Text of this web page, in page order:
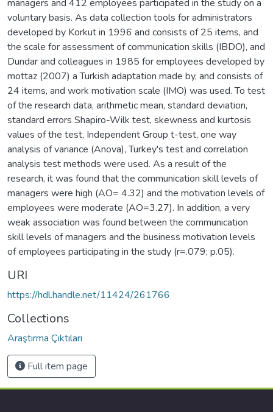
managers and 412 employees participated in the study on a
voluntary basis. As data collection tools for administrators
developed by Korkut in 1996 and consists of 25 items, and
the scale for assessment of communication skills (IBDO), and
Dundar and colleagues in 1985 for employees developed by
mottaz (2007) a Turkish adaptation made by, and consists of
24 items, and work motivation scale (IMO) was used. To test
of the research data, arithmetic mean, standard deviation,
standard errors Shapiro-Wilk test, skewness and kurtosis
values of the test, Independent Group t-test, one way
analysis of variance (Anova), Turkey's test and correlation
analysis test methods were used. As a result of the
research, it was found that the communication skill levels of
managers were high (AO= 4.32) and the motivation levels of
employees were moderate (AO=3.27). In addition, a very
weak association was found between the communication
skill levels of managers and the business motivation levels
of employees participating in the study (r=.079; p.05).
URI
https://hdl.handle.net/11424/261766
Collections
Araştırma Çıktıları
Full item page